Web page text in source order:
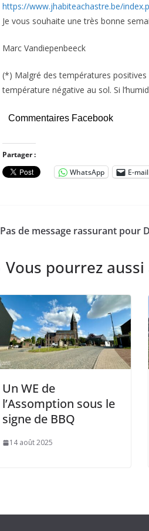
https://www.jhabiteachastre.be/
Je vous souhaite une très bonne
Marc Vandiepenbeeck
(*) Malgré des températures
température négative au sol. Si
Commentaires Facebook
Partager :
WhatsApp
E-mail
Pas de message rassurant pour
Vous pourrez
Un WE de
l’Assomption sous le
signe de BBQ
14 août 2025